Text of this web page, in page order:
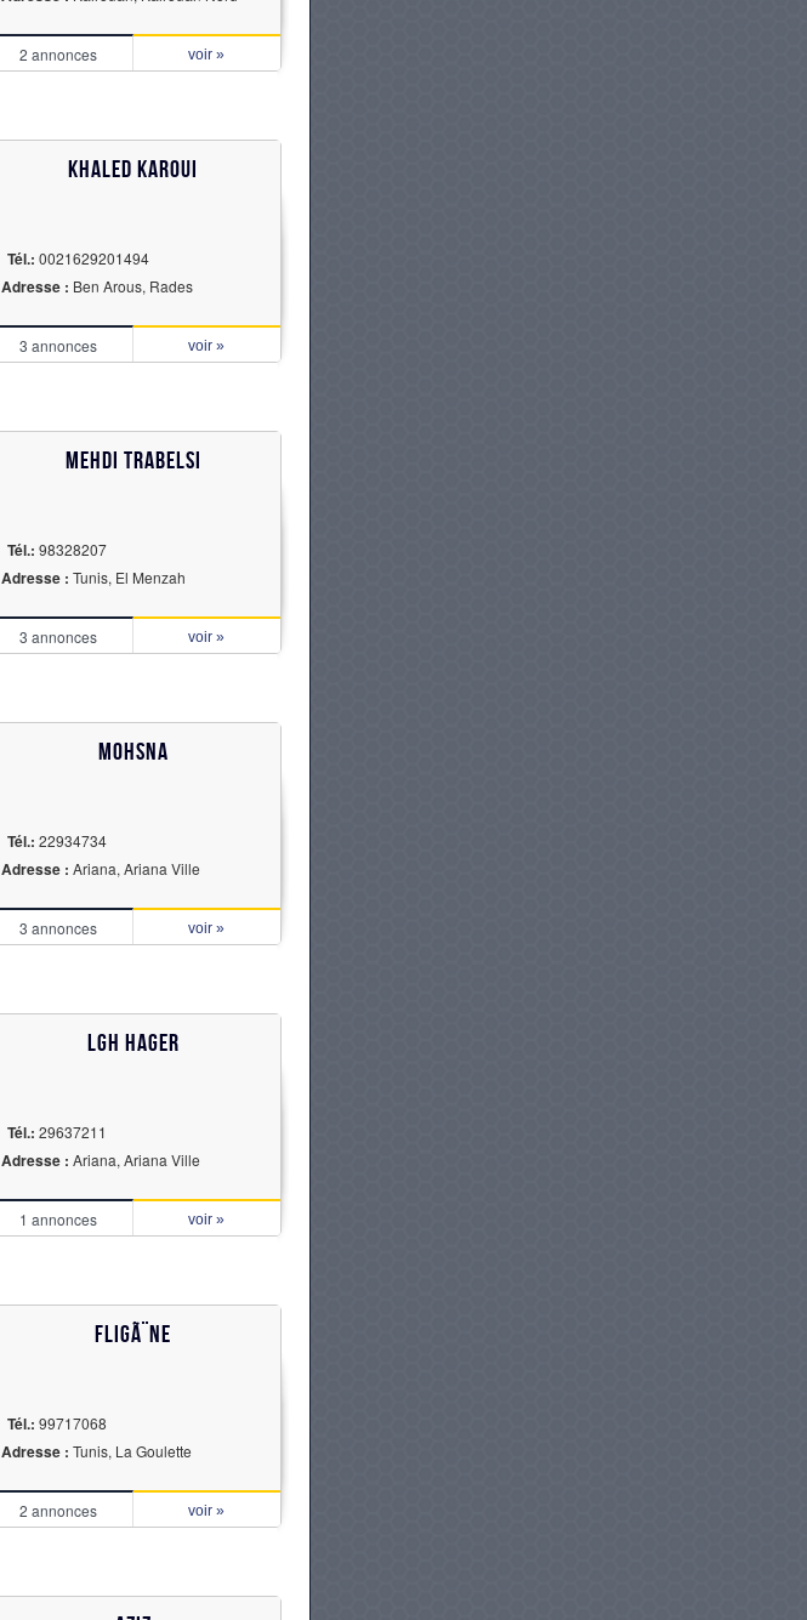
2 annonces voir »
khaled karoui
Tél.: 0021629201494
Adresse : Ben Arous, Rades
3 annonces voir »
MEHDI TRABELSI
Tél.: 98328207
Adresse : Tunis, El Menzah
3 annonces voir »
Mohsna
Tél.: 22934734
Adresse : Ariana, Ariana Ville
3 annonces voir »
Lgh hager
Tél.: 29637211
Adresse : Ariana, Ariana Ville
1 annonces voir »
FligÃ¨ne
Tél.: 99717068
Adresse : Tunis, La Goulette
2 annonces voir »